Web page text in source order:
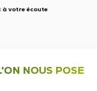
à votre écoute
NOUS POSE